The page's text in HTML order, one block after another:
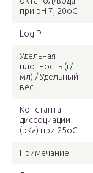
при pH 7, 20oC
Log P:
Удельная
плотность (г/
мл) / Удельный
вес
Константа
диссоциации
(pKa) при 25oC
Примечание: